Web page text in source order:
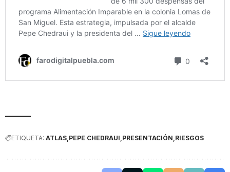
ETIQUETA: ATLAS PEPE CHEDRAUI PRESENTACIÓN RIESGOS